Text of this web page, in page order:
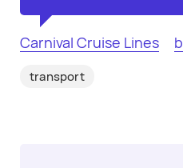
Carnival Cruise Lines
transport